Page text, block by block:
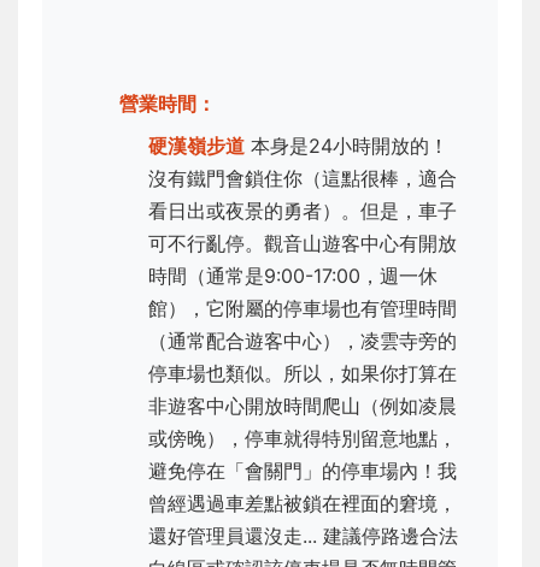
營業時間：
硬漢嶺步道 本身是24小時開放的！
沒有鐵門會鎖住你（這點很棒，適合
看日出或夜景的勇者）。但是，車子
可不行亂停。觀音山遊客中心有開放
時間（通常是9:00-17:00，週一休
館），它附屬的停車場也有管理時間
（通常配合遊客中心），凌雲寺旁的
停車場也類似。所以，如果你打算在
非遊客中心開放時間爬山（例如凌晨
或傍晚），停車就得特別留意地點，
避免停在「會關門」的停車場內！我
曾經遇過車差點被鎖在裡面的窘境，
還好管理員還沒走... 建議停路邊合法